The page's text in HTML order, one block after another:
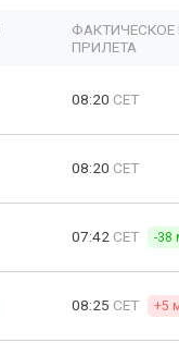
ФАКТИЧЕСКОЕ
ПРИЛЕТА
08:20 CET
08:20 CET
07:42 CET -38
08:25 CET +5